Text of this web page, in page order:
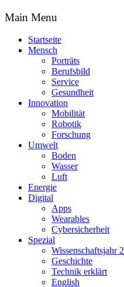
Main Menu
Startseite
Mensch
Porträts
Berufsbild
Service
Gesundheit
Innovation
Mobilität
Robotik
Forschung
Umwelt
Boden
Wasser
Luft
Energie
Digital
Apps
Wearables
Cybersicherheit
Spezial
Wissenschaftsjahr
Geschichte
Technik erklärt
English